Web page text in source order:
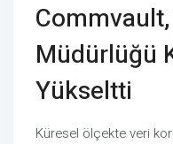
Müdürlüğü
Yükseltti
Küresel ölçekte veri